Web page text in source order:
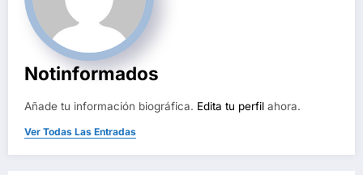
Notinformados
Añade tu información biográfica. Edita tu perfil ahora.
Ver Todas Las Entradas